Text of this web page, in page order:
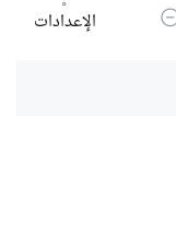
حجم الخطالإعدادات